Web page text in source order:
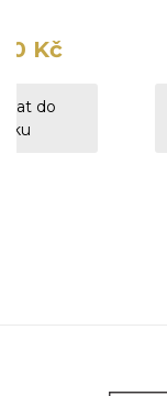
Kč
do